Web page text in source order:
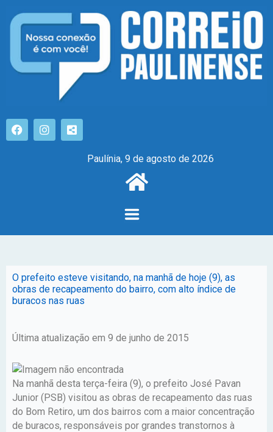
Paulínia, 9 de agosto de 2026
O prefeito esteve visitando, na manhã de hoje (9), as
obras de recapeamento do bairro, com alto índice de
buracos nas ruas
Última atualização em 9 de junho de 2015
Na manhã desta terça-feira (9), o prefeito José Pavan
Junior (PSB) visitou as obras de recapeamento das ruas
do Bom Retiro, um dos bairros com a maior concentração
de buracos, responsáveis por grandes transtornos à